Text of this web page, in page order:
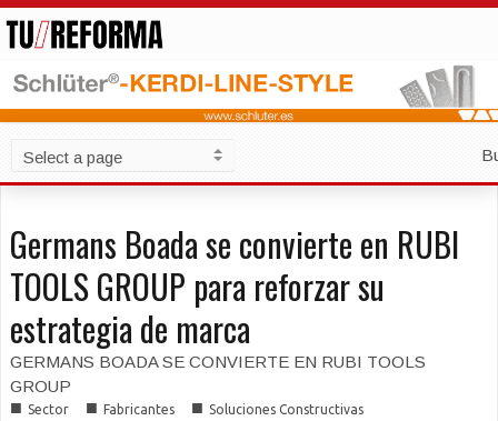
Germans Boada se convierte en RUBI
TOOLS GROUP para reforzar su
estrategia de marca
GERMANS BOADA SE CONVIERTE EN RUBI TOOLS
GROUP
■ Sector ■ Fabricantes ■ Soluciones Constructivas